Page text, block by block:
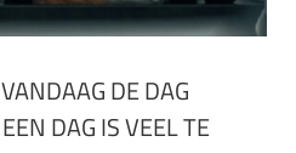
DE DAG
DAG IS VEEL TE